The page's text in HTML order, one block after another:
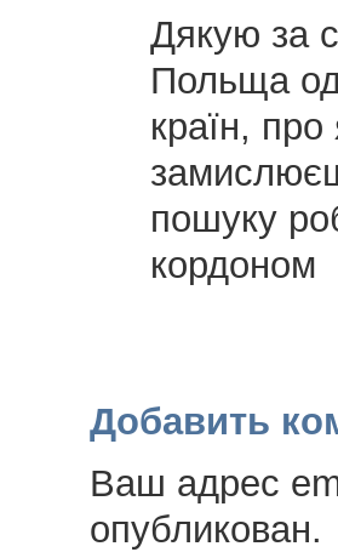
Дякую за
Польща
країн, про
пошуку
кордоном
Добавить
Ваш адрес
опубликован.